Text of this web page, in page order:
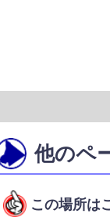
他のペ
この場所は